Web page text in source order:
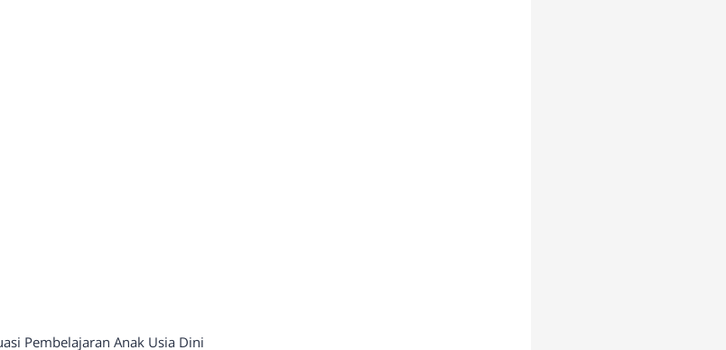
Pembelajaran Anak Usia Dini